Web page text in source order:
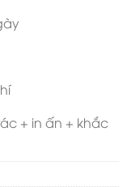
+ in ấn + khắc